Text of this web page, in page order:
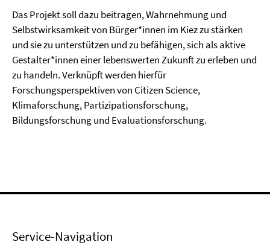
Das Projekt soll dazu beitragen, Wahrnehmung und
Selbstwirksamkeit von Bürger*innen im Kiez zu stärken
und sie zu unterstützen und zu befähigen, sich als aktive
Gestalter*innen einer lebenswerten Zukunft zu erleben und
zu handeln. Verknüpft werden hierfür
Forschungsperspektiven von Citizen Science,
Klimaforschung, Partizipationsforschung,
Bildungsforschung und Evaluationsforschung.
Service-Navigation